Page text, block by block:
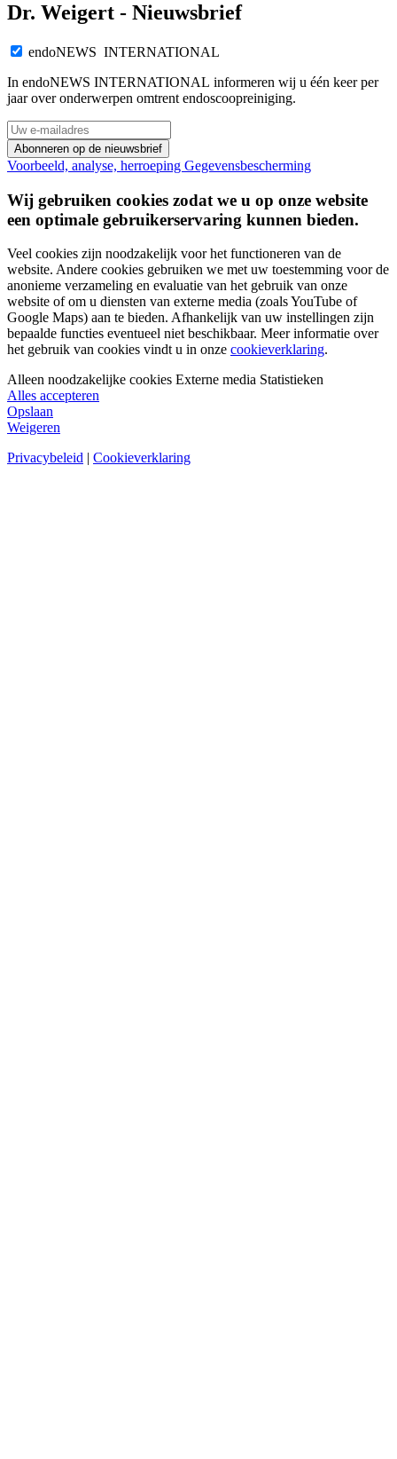
Dr. Weigert - Nieuwsbrief
endoNEWS INTERNATIONAL
In endoNEWS INTERNATIONAL informeren wij u één keer per
jaar over onderwerpen omtrent endoscoopreiniging.
Abonneren op de nieuwsbrief
Voorbeeld, analyse, herroeping Gegevensbescherming
Wij gebruiken cookies zodat we u op onze website
een optimale gebruikerservaring kunnen bieden.
Veel cookies zijn noodzakelijk voor het functioneren van de
website. Andere cookies gebruiken we met uw toestemming voor de
anonieme verzameling en evaluatie van het gebruik van onze
website of om u diensten van externe media (zoals YouTube of
Google Maps) aan te bieden. Afhankelijk van uw instellingen zijn
bepaalde functies eventueel niet beschikbaar. Meer informatie over
het gebruik van cookies vindt u in onze cookieverklaring.
Alleen noodzakelijke cookies Externe media Statistieken
Alles accepteren
Opslaan
Weigeren
Privacybeleid | Cookieverklaring